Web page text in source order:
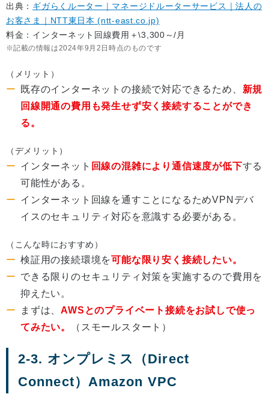
出典： ギガらくルーター｜マネージドルーターサービス｜法人の
お客さま｜NTT東日本 (ntt-east.co.jp)
料金：インターネット回線費用＋\3,300～/月
記載の情報は2024年9月2日時点のものです
（メリット）
既存のインターネットの接続で対応できるため、 新規
回線開通の費用も発生せず安く接続することができ
る。
（デメリット）
インターネット 回線の混雑により通信速度が低下する
可能性がある。
インターネット回線を通すことになるためVPNデバ
イスのセキュリティ対応を意識する必要がある。
（こんな時におすすめ）
検証用の接続環境を可能な限り安く接続したい。
できる限りのセキュリティ対策を実施するので費用を
抑えたい。
まずは、AWSとのプライベート接続をお試しで使っ
てみたい。
（スモールスタート）
2-3. オンプレミス（Direct
Connect）Amazon VPC